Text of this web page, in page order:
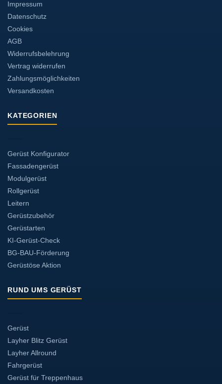
Impressum
Datenschutz
Cookies
AGB
Widerrufsbelehrung
Vertrag widerrufen
Zahlungsmöglichkeiten
Versandkosten
KATEGORIEN
Gerüst Konfigurator
Fassadengerüst
Modulgerüst
Rollgerüst
Leitern
Gerüstzubehör
Gerüstarten
KI-Gerüst-Check
BG-BAU-Förderung
Gerüstöse Aktion
RUND UMS GERÜST
Gerüst
Layher Blitz Gerüst
Layher Allround
Fahrgerüst
Gerüst für Treppenhaus